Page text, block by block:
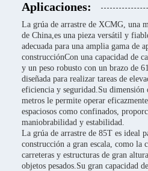
Aplicaciones:
La grúa de arrastre de XCMG, una
de China,es una pieza versátil y
adecuada para una amplia gama de
construcciónCon una capacidad de
y un peso robusto con un brazo de
diseñada para realizar tareas de
eficiencia y seguridad.Su
metros le permite operar
espaciosos como confinados,
maniobrabilidad y estabilidad.
La grúa de arrastre de 85T es ideal
construcción a gran escala, como la
carreteras y estructuras de gran
objetos pesados.Su gran capacidad